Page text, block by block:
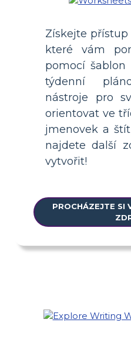
Získejte
které vám
pomocí
týdenní
nástroje pro
orientovat ve
jmenovek a
najdete další
vytvořit!
PROCHÁZEJTE SI